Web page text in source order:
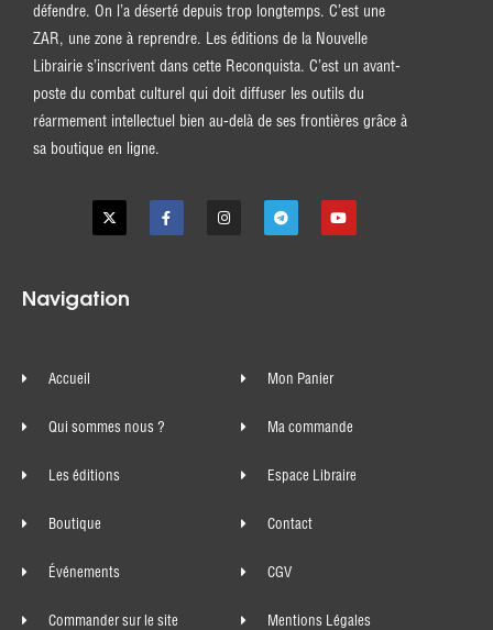
défendre. On l’a déserté depuis trop longtemps. C’est une
ZAR, une zone à reprendre. Les éditions de la Nouvelle
Librairie s’inscrivent dans cette Reconquista. C’est un avant-
poste du combat culturel qui doit diffuser les outils du
réarmement intellectuel bien au-delà de ses frontières grâce à
sa boutique en ligne.
Navigation
Accueil
Qui sommes nous ?
Les éditions
Boutique
Événements
Commander sur le site
Mon Panier
Ma commande
Espace Libraire
Contact
CGV
Mentions Légales